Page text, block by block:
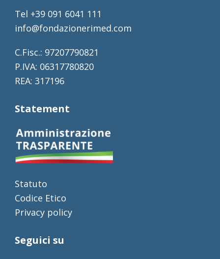
Tel +39 091 6041 111
info@fondazionerimed.com
C.Fisc.: 97207790821
P.IVA: 06317780820
REA: 317196
Statement
Statuto
Codice Etico
Privacy policy
Seguici su